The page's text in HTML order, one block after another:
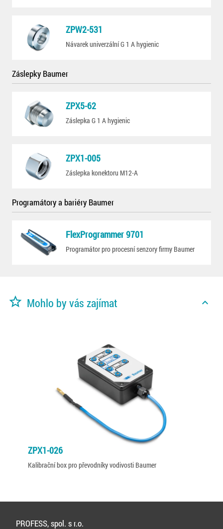
ZPW2-531
Návarek univerzální G 1 A hygienic
Záslepky Baumer
ZPX5-62
Záslepka G 1 A hygienic
ZPX1-005
Záslepka konektoru M12-A
Programátory a bariéry Baumer
FlexProgrammer 9701
Programátor pro procesní senzory firmy Baumer
star_border Mohlo by vás zajímat expand_less
ZPX1-026
Kalibrační box pro převodníky vodivosti Baumer
PROFESS, spol. s r.o.